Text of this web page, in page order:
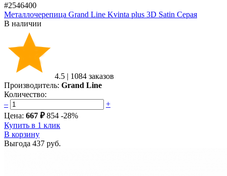
#2546400
Металлочерепица Grand Line Kvinta plus 3D Satin Серая
В наличии
4.5 | 1084 заказов
Производитель: Grand Line
Количество:
–
+
Цена: 667 ₽ 854 -28%
Купить в 1 клик
В корзину
Выгода 437 руб.